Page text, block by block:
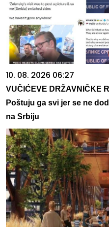
10. 08. 2026 06:27
VUČIĆEVE DRŽAVNIČKE
Poštuju ga svi jer se ne
na Srbiju